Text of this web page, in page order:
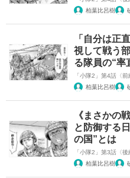
柏葉比呂樹
「自分は正
視して戦う
る隊員の“率
「小隊2」第4話〈前
柏葉比呂樹
《まさかの
と防御する
の国”とは
「小隊2」第3話〈後
柏葉比呂樹